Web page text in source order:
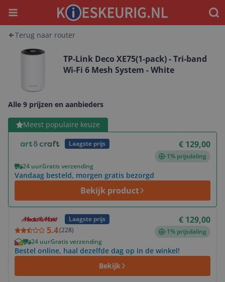
Menu
Terug naar router
TP-Link Deco XE75(1-pack) - Tri-band
Wi-Fi 6 Mesh System - White
Alle 9 prijzen en aanbieders
Meest populaire keuze
Laagste prijs € 129,00
-1% prijsdaling
24 uurGratis verzending
Vandaag besteld, morgen gratis bezorgd
Bekijk product
Bekijk product
Laagste prijs
5.4(228)
€ 129,00
-1% prijsdaling
24 uurGratis verzending
Bestel online, haal dezelfde dag op in de winkel!
Bekijk